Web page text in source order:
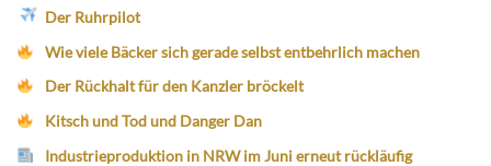
Der Ruhrpilot
Wie viele Bäcker sich gerade selbst entbehrlich machen
Der Rückhalt für den Kanzler bröckelt
Kitsch und Tod und Danger Dan
Industrieproduktion in NRW im Juni erneut rückläufig